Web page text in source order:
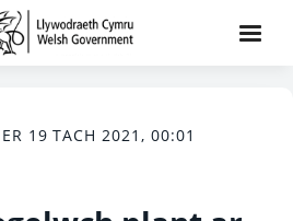
19 TACH 2021, 00:01